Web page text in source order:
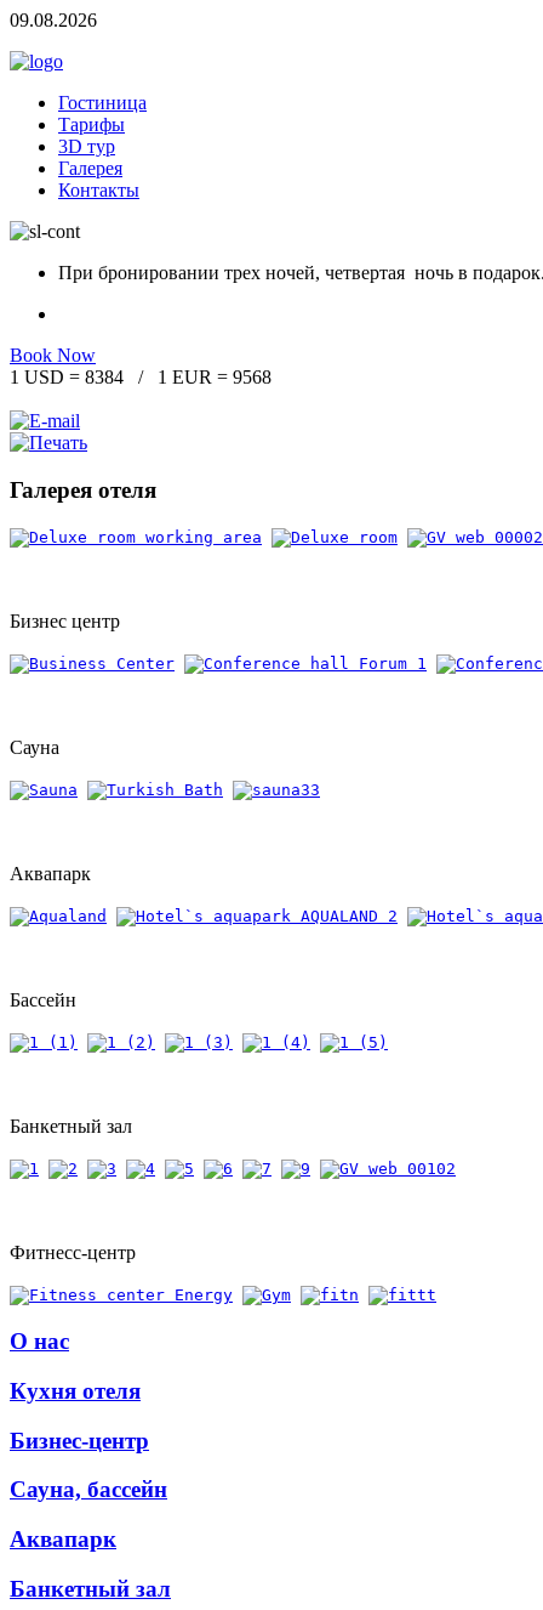
09.08.2026
Гостиница
Тарифы
3D тур
Галерея
Контакты
При бронировании трех ночей, четвертая ночь в
Book Now
1 USD = 8384 / 1 EUR = 9568
Галерея отеля
Бизнес центр
Сауна
Аквапарк
Бассейн
Банкетный зал
Фитнесс-центр
О нас
Кухня отеля
Бизнес-центр
Сауна, бассейн
Аквапарк
Банкетный зал